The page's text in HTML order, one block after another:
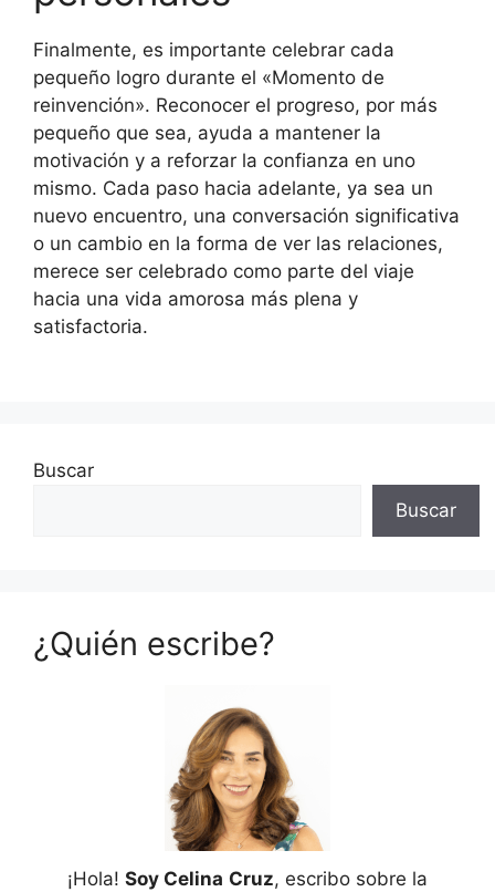
Finalmente, es importante celebrar cada
pequeño logro durante el «Momento de
reinvención». Reconocer el progreso, por más
pequeño que sea, ayuda a mantener la
motivación y a reforzar la confianza en uno
mismo. Cada paso hacia adelante, ya sea un
nuevo encuentro, una conversación significativa
o un cambio en la forma de ver las relaciones,
merece ser celebrado como parte del viaje
hacia una vida amorosa más plena y
satisfactoria.
Buscar
Buscar
¿Quién escribe?
¡Hola! Soy Celina Cruz, escribo sobre la